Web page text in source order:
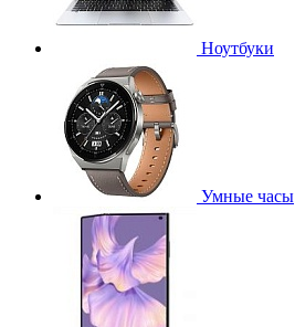
Ноутбуки
Умные часы